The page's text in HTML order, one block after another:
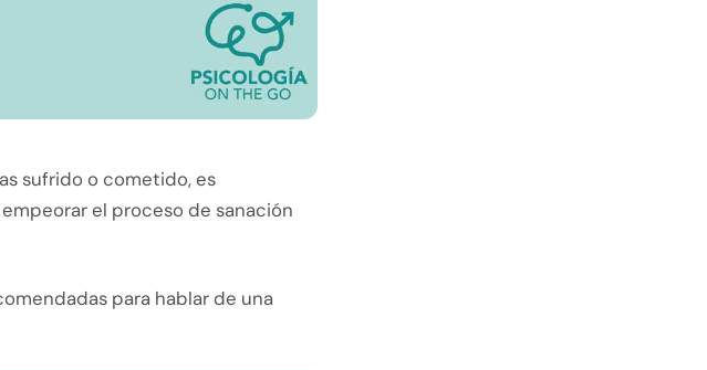
sufrido o cometido, es
el proceso de sanación
para hablar de una